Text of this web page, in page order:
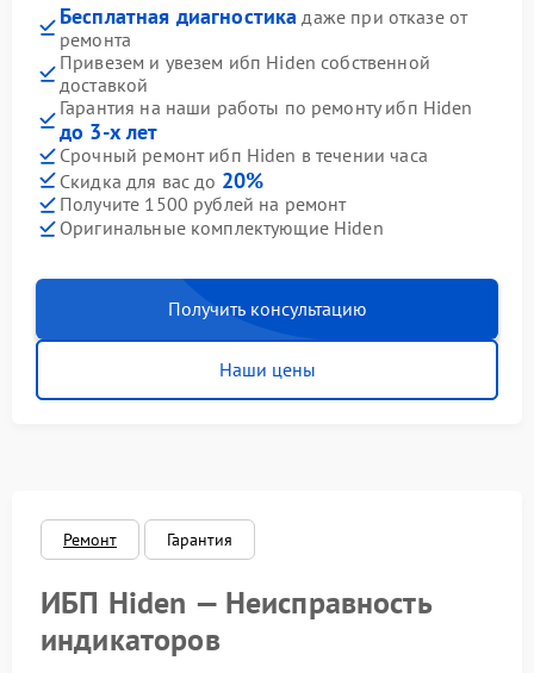
Бесплатная диагностика даже при отказе от
ремонта
Привезем и увезем ибп Hiden собственной
доставкой
Гарантия на наши работы по ремонту ибп Hiden
до 3-х лет
Срочный ремонт ибп Hiden в течении часа
Скидка для вас до 20%
Получите 1500 рублей на ремонт
Оригинальные комплектующие Hiden
Получить консультацию
Наши цены
Ремонт Гарантия
ИБП Hiden — Неисправность
индикаторов